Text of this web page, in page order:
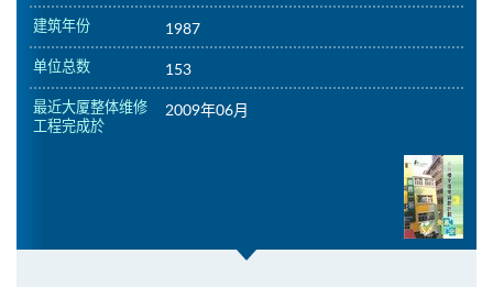
建筑年份 1987
单位总数 153
最近大厦整体维修
工程完成於
2009年06月